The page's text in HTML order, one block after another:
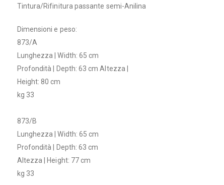
Tintura/Rifinitura passante semi-Anilina
Dimensioni e peso:
873/A
Lunghezza | Width: 65 cm
Profondità | Depth: 63 cm Altezza |
Height: 80 cm
kg 33
873/B
Lunghezza | Width: 65 cm
Profondità | Depth: 63 cm
Altezza | Height: 77 cm
kg 33